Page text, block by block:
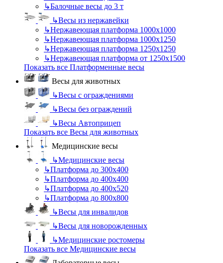
↳Балочные весы до 3 т
↳Весы из нержавейки
↳Нержавеющая платформа 1000х1000
↳Нержавеющая платформа 1000х1250
↳Нержавеющая платформа 1250х1250
↳Нержавеющая платформа от 1250х1500
Показать все Платформенные весы
Весы для животных
↳Весы с ограждениями
↳Весы без ограждений
↳Весы Автоприцеп
Показать все Весы для животных
Медицинские весы
↳Медицинские весы
↳Платформа до 300х400
↳Платформа до 400х400
↳Платформа до 400х520
↳Платформа до 800х800
↳Весы для инвалидов
↳Весы для новорожденных
↳Медицинские ростомеры
Показать все Медицинские весы